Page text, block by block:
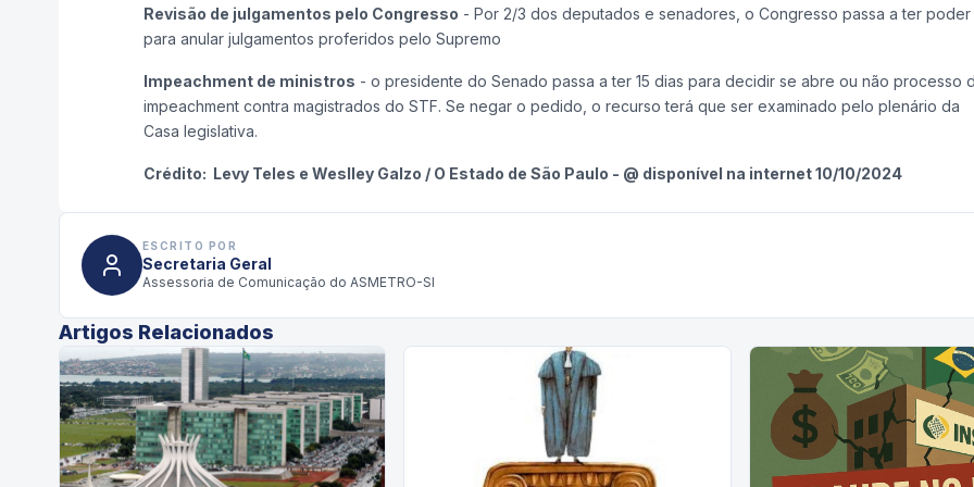
Revisão de julgamentos pelo Congresso - Por 2/3 dos deputados e senadores, o Congresso passa a ter poder
para anular julgamentos proferidos pelo Supremo
Impeachment de ministros - o presidente do Senado passa a ter 15 dias para decidir se abre ou não processo
impeachment contra magistrados do STF. Se negar o pedido, o recurso terá que ser examinado pelo plenário da
Casa legislativa.
Crédito: Levy Teles e Weslley Galzo / O Estado de São Paulo - @ disponível na internet 10/10/2024
ESCRITO POR
Secretaria Geral
Assessoria de Comunicação do ASMETRO-SI
Artigos Relacionados